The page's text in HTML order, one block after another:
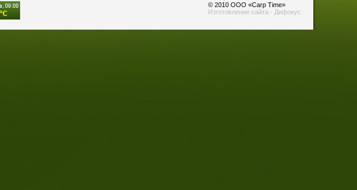
© 2010 ООО «Carp Time»
Изготовление сайта - Дифокус